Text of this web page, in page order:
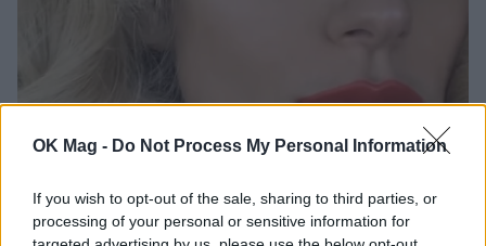
OK Mag - Do Not Process My Personal Information
If you wish to opt-out of the sale, sharing to third parties, or
processing of your personal or sensitive information for
Δεν φαντάζεστε ποιο είναι το μυστικό για
την τέλεια βάση της Δούκισσας Νομικού